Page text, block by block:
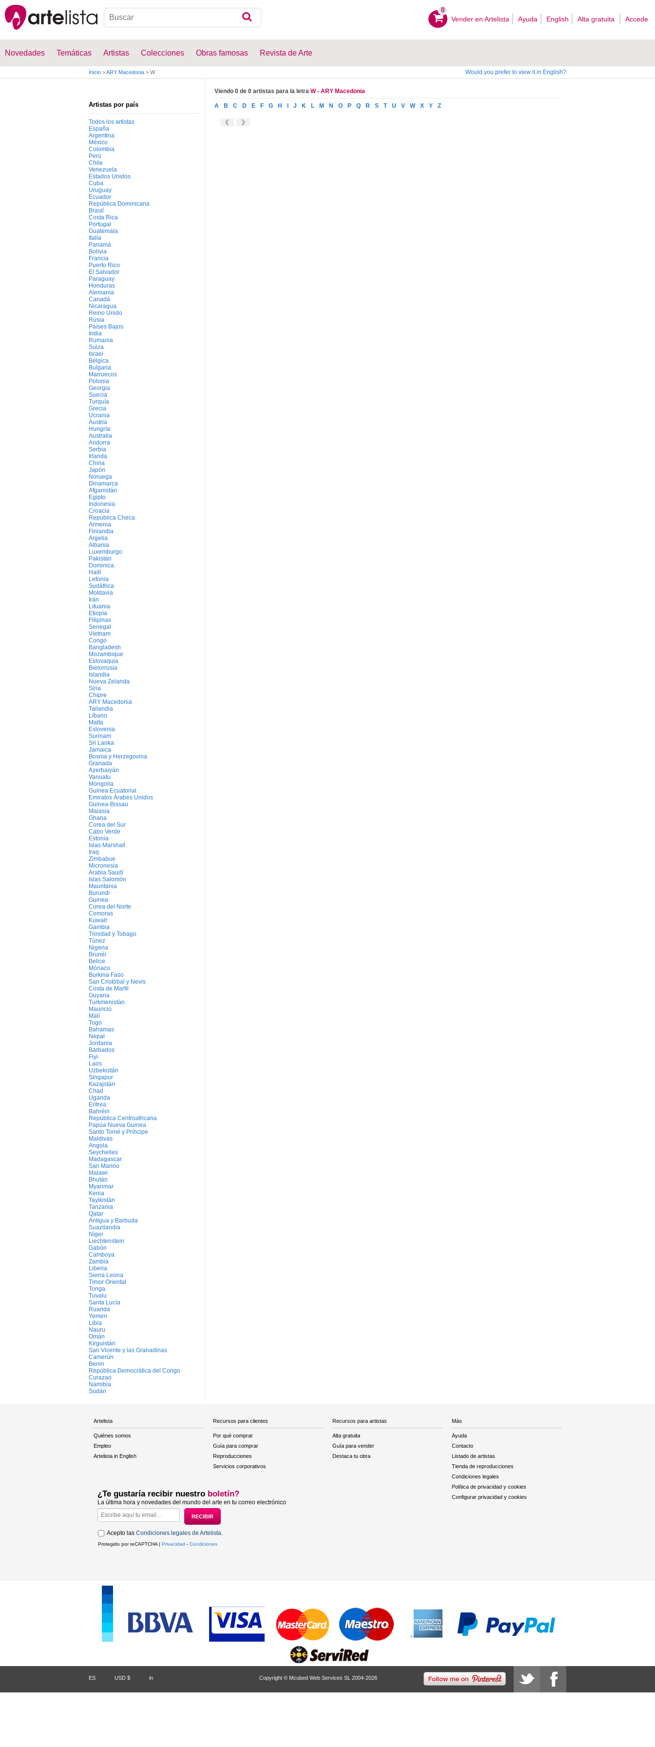
0
Vender en Artelista Ayuda English Alta gratuita Accede
Novedades Temáticas Artistas Colecciones Obras famosas Revista de Arte
Inicio >ARY Macedonia > W Would you prefer to view it in English?
Artistas por país
Todos los artistas
España
Argentina
México
Colombia
Perú
Chile
Venezuela
Estados Unidos
Cuba
Uruguay
Ecuador
República Dominicana
Brasil
Costa Rica
Portugal
Guatemala
Italia
Panamá
Bolivia
Francia
Puerto Rico
El Salvador
Paraguay
Honduras
Alemania
Canadá
Nicaragua
Reino Unido
Rusia
Países Bajos
India
Rumania
Suiza
Israel
Bélgica
Bulgaria
Marruecos
Polonia
Georgia
Suecia
Turquía
Grecia
Ucrania
Austria
Hungría
Australia
Andorra
Serbia
Irlanda
China
Japón
Noruega
Dinamarca
Afganistán
Egipto
Indonesia
Croacia
República Checa
Armenia
Finlandia
Argelia
Albania
Luxemburgo
Pakistán
Dominica
Haití
Letonia
Sudáfrica
Moldavia
Irán
Lituania
Etiopía
Filipinas
Senegal
Vietnam
Congo
Bangladesh
Mozambique
Eslovaquia
Bielorrusia
Islandia
Nueva Zelanda
Siria
Chipre
ARY Macedonia
Tailandia
Líbano
Malta
Eslovenia
Surinam
Sri Lanka
Jamaica
Bosnia y Herzegovina
Granada
Azerbaiyán
Vanuatu
Mongolia
Guinea Ecuatorial
Emiratos Árabes Unidos
Guinea-Bissau
Malasia
Ghana
Corea del Sur
Cabo Verde
Estonia
Islas Marshall
Iraq
Zimbabue
Micronesia
Arabia Saudí
Islas Salomón
Mauritania
Burundi
Guinea
Corea del Norte
Comoras
Kuwait
Gambia
Trinidad y Tobago
Túnez
Nigeria
Brunéi
Belice
Mónaco
Burkina Faso
San Cristóbal y Nevis
Costa de Marfil
Guyana
Turkmenistán
Mauricio
Malí
Togo
Bahamas
Nepal
Jordania
Barbados
Fiyi
Laos
Uzbekistán
Singapur
Kazajstán
Chad
Uganda
Eritrea
Bahréin
República Centroafricana
Papúa Nueva Guinea
Santo Tomé y Príncipe
Maldivas
Angola
Seychelles
Madagascar
San Marino
Malawi
Bhután
Myanmar
Kenia
Tayikistán
Tanzania
Qatar
Antigua y Barbuda
Suazilandia
Níger
Liechtenstein
Gabón
Camboya
Zambia
Liberia
Sierra Leona
Timor Oriental
Tonga
Tuvalu
Santa Lucía
Ruanda
Yemen
Libia
Nauru
Omán
Kirguistán
San Vicente y las Granadinas
Camerún
Benin
República Democrática del Congo
Curazao
Namibia
Sudán
Viendo 0 de 0 artistas para la letra W - ARY Macedonia
A B C D E F G H J K L M N O P Q R S T U V W X Y Z
Artelista
Quiénes somos
Empleo
Artelista in English
Recursos para clientes
Por qué comprar
Guía para comprar
Reproducciones
Servicios corporativos
Recursos para artistas
Alta gratuita
Guía para vender
Destaca tu obra
Más
Ayuda
Contacto
Listado de artistas
Tienda de reproducciones
Condiciones legales
Política de privacidad y cookies
Configurar privacidad y cookies
¿Te gustaría recibir nuestro boletín?
La última hora y novedades del mundo del arte en tu correo electrónico
Acepto las Condiciones legales de Artelista.
Protegido por reCAPTCHA | Privacidad - Condiciones
ES USD $ in Copyright © Mcubed Web Services SL 2004-2026